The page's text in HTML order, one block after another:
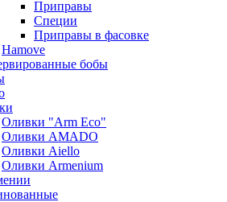
Приправы
Специи
Приправы в фасовке
Hamove
бобы
Оливки "Arm Eco"
Оливки AMADO
Оливки Aiello
Оливки Armenium